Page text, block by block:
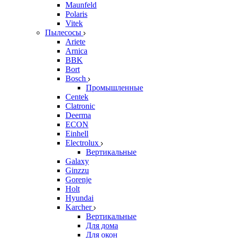
Maunfeld
Polaris
Vitek
Пылесосы
Ariete
Arnica
BBK
Bort
Bosch
Промышленные
Centek
Clatronic
Deerma
ECON
Einhell
Electrolux
Вертикальные
Galaxy
Ginzzu
Gorenje
Holt
Hyundai
Karcher
Вертикальные
Для дома
Для окон